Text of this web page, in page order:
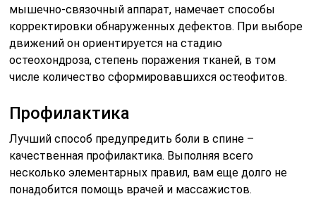
мышечно-связочный аппарат, намечает способы
корректировки обнаруженных дефектов. При выборе
движений он ориентируется на стадию
остеохондроза, степень поражения тканей, в том
числе количество сформировавшихся остеофитов.
Профилактика
Лучший способ предупредить боли в спине –
качественная профилактика. Выполняя всего
несколько элементарных правил, вам еще долго не
понадобится помощь врачей и массажистов.